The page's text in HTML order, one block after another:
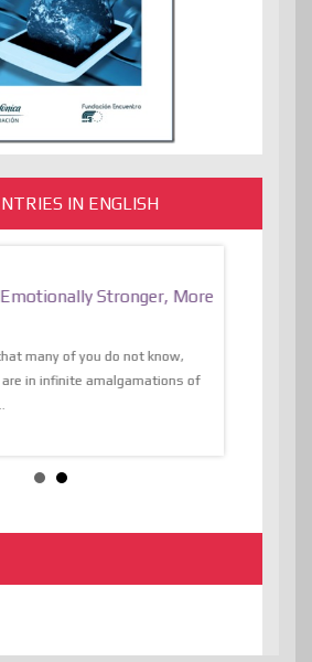
IN ENGLISH
Stronger, More
many of you do not know,
in infinite amalgamations of